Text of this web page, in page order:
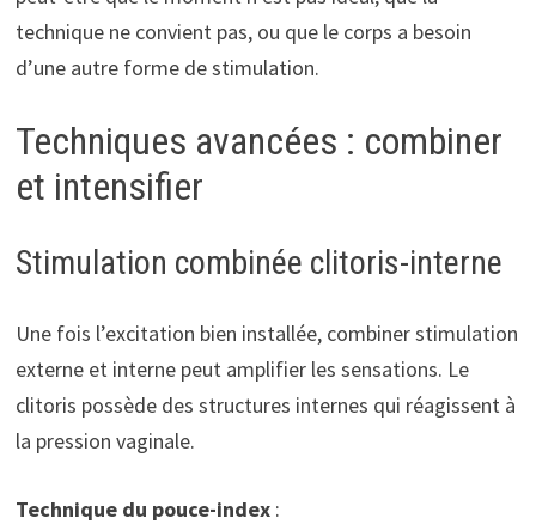
technique ne convient pas, ou que le corps a besoin
d’une autre forme de stimulation.
Techniques avancées : combiner
et intensifier
Stimulation combinée clitoris-interne
Une fois l’excitation bien installée, combiner stimulation
externe et interne peut amplifier les sensations. Le
clitoris possède des structures internes qui réagissent à
la pression vaginale.
Technique du pouce-index: